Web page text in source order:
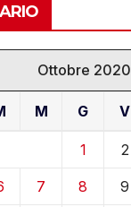
Ottobre 2020
M G V
1 2
7 8 9